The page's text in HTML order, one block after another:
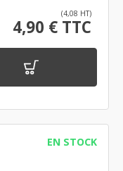
(4,08 HT)
4,90 € TTC
EN STOCK